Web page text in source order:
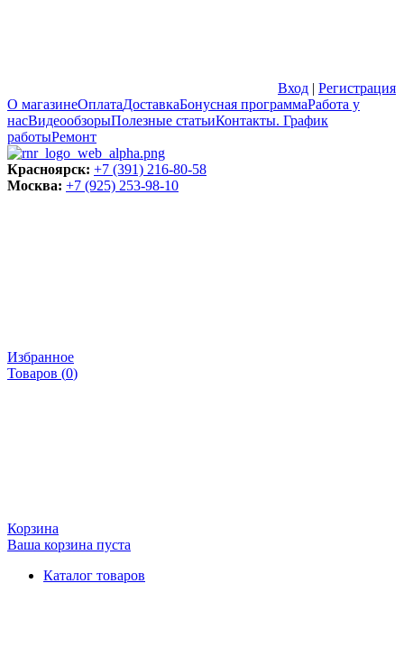
Вход | Регистрация
О магазинеОплатаДоставкаБонусная программаРабота у
насВидеообзорыПолезные статьиКонтакты. График
работыРемонт
Красноярск: +7 (391) 216-80-58
Москва: +7 (925) 253-98-10
Избранное
Товаров (0)
Корзина
Ваша корзина пуста
Каталог товаров